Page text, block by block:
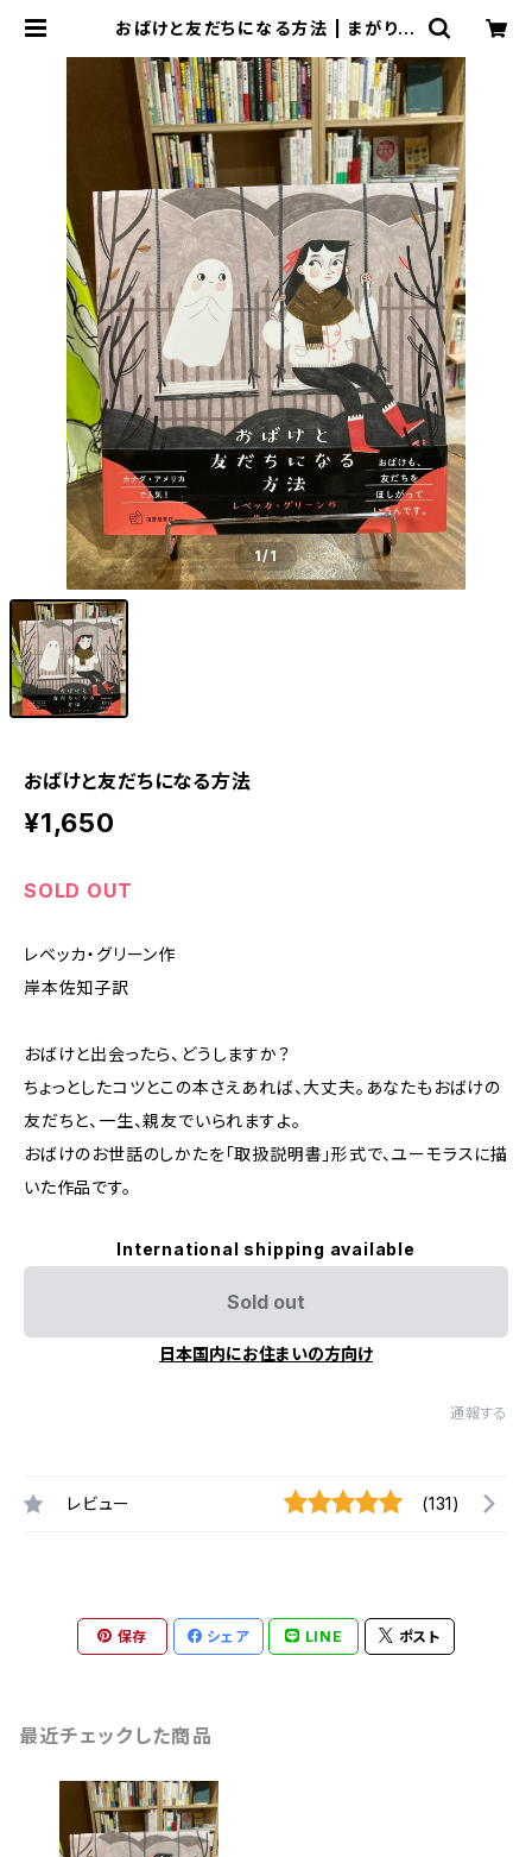
おばけと友だちになる方法 | まがり書
1/1
おばけと友だちになる方法
¥1,650
SOLD OUT
レベッカ・グリーン作
岸本佐知子訳
おばけと出会ったら、どうしますか？
ちょっとしたコツとこの本さえあれば、大丈夫。あなたもおばけの
友だちと、一生、親友でいられますよ。
おばけのお世話のしかたを「取扱説明書」形式で、ユーモラスに描
いた作品です。
International shipping available
Sold out
日本国内にお住まいの方向け
通報する
レビュー (131)
保存 シェア LINE ポスト
最近チェックした商品